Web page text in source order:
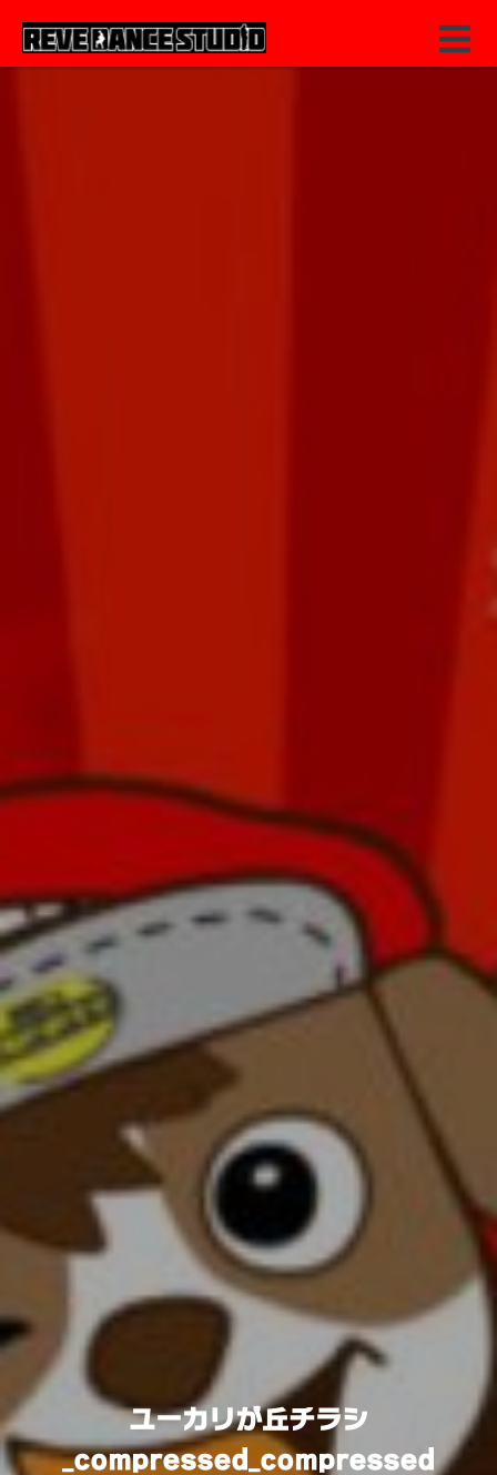
ユーカリが丘チラシ
_compressed_compressed